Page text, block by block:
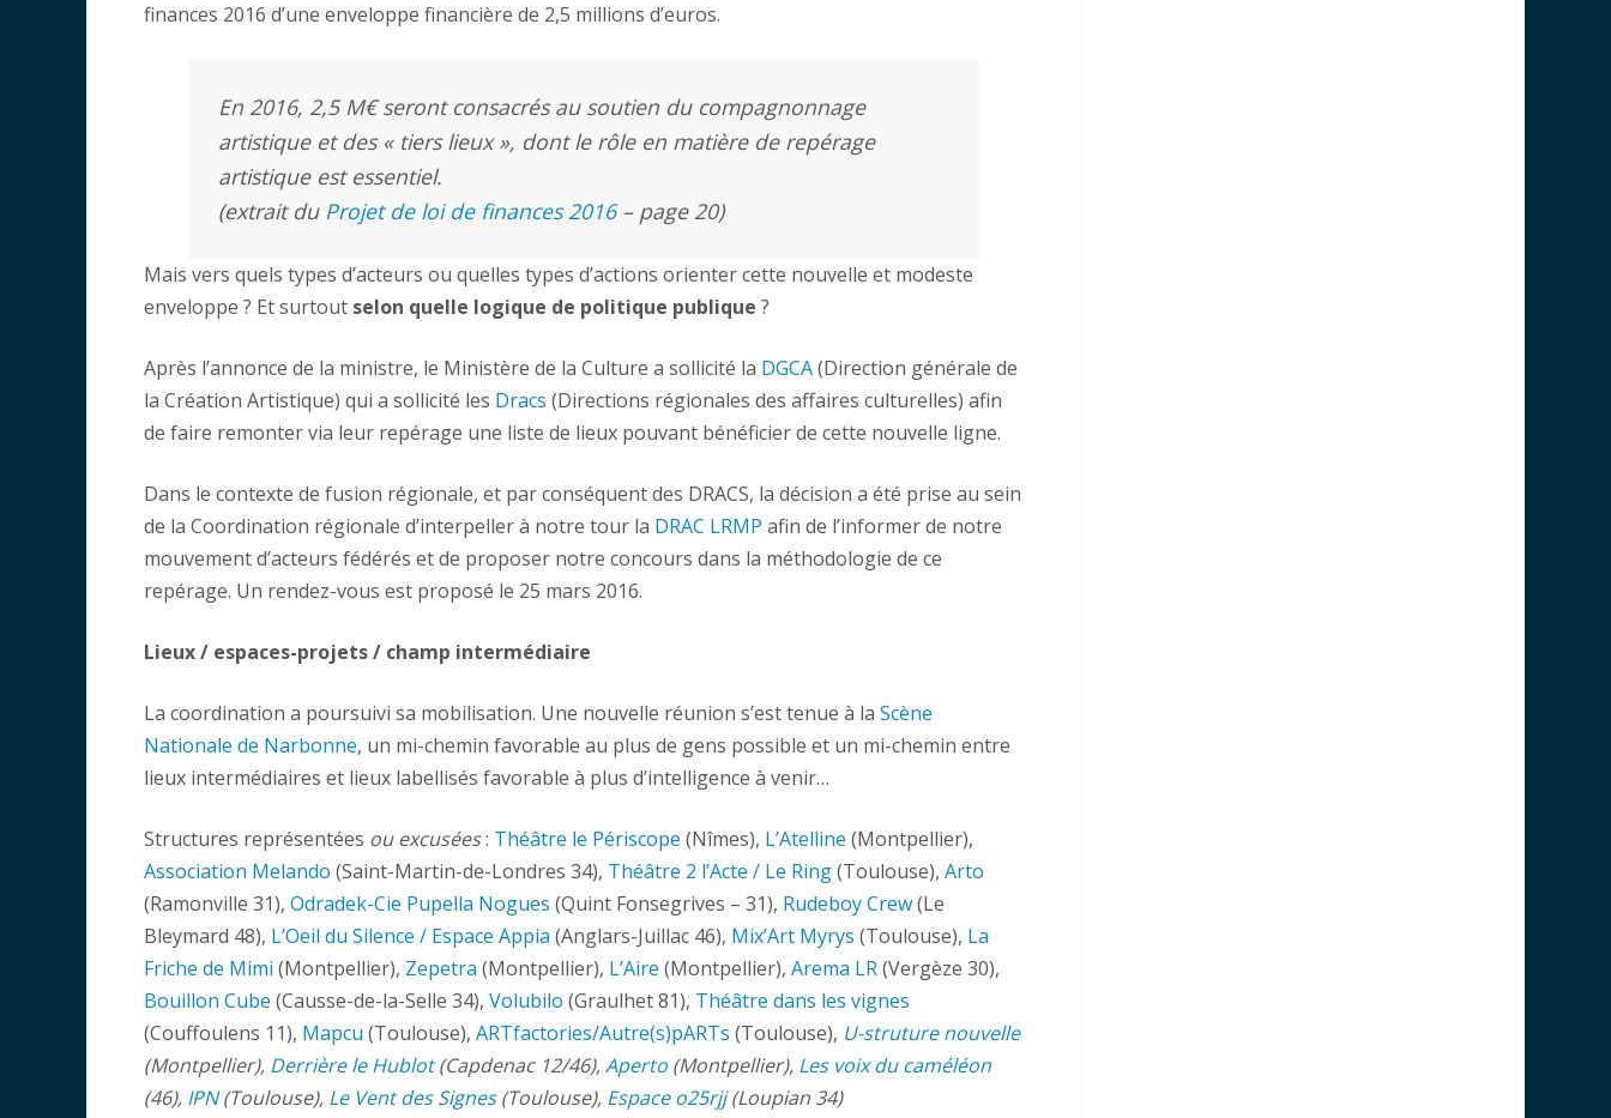
finances 2016 d’une enveloppe financière de 2,5 millions d’euros.
En 2016, 2,5 M€ seront consacrés au soutien du compagnonnage
artistique et des « tiers lieux », dont le rôle en matière de repérage
artistique est essentiel.
(extrait du Projet de loi de finances 2016– page 20)
Mais vers quels types d’acteurs ou quelles types d’actions orienter cette nouvelle et modeste
enveloppe ? Et surtout selon quelle logique de politique publique ?
Après l’annonce de la ministre, le Ministère de la Culture a sollicité la DGCA(Direction générale de
la Création Artistique) qui a sollicité les Dracs (Directions régionales des affaires culturelles) afin
de faire remonter via leur repérage une liste de lieux pouvant bénéficier de cette nouvelle ligne.
Dans le contexte de fusion régionale, et par conséquent des DRACS, la décision a été prise au sein
de la Coordination régionale d’interpeller à notre tour la DRAC LRMP afin de l’informer de notre
mouvement d’acteurs fédérés et de proposer notre concours dans la méthodologie de ce
repérage. Un rendez-vous est proposé le 25 mars 2016.
Lieux / espaces-projets / champ intermédiaire
La coordination a poursuivi sa mobilisation. Une nouvelle réunion s’est tenue à la Scène
Nationale de Narbonne, un mi-chemin favorable au plus de gens possible et un mi-chemin entre
lieux intermédiaires et lieux labellisés favorable à plus d’intelligence à venir…
Structures représentées ou excusées: Théâtre le Périscope (Nîmes), L’Atelline (Montpellier),
Association Melando (Saint-Martin-de-Londres 34), Théâtre 2 l’Acte / Le Ring(Toulouse), Arto
(Ramonville 31), Odradek-Cie Pupella Nogues (Quint Fonsegrives – 31), Rudeboy Crew(Le
Bleymard 48), L’Oeil du Silence / Espace Appia (Anglars-Juillac 46), Mix’Art Myrys (Toulouse), La
Friche de Mimi (Montpellier), Zepetra (Montpellier), L’Aire (Montpellier), Arema LR(Vergèze 30),
Bouillon Cube (Causse-de-la-Selle 34), Volubilo (Graulhet 81), Théâtre dans les vignes
(Couffoulens 11), Mapcu (Toulouse), ARTfactories/Autre(s)pARTs (Toulouse), U-struture nouvelle
(Montpellier), Derrière le Hublot(Capdenac 12/46),Aperto (Montpellier), Les voix du caméléon
(46), IPN(Toulouse), Le Vent des Signes(Toulouse), Espace o25rjj(Loupian 34)